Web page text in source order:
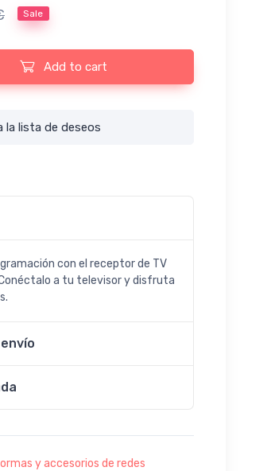
Sale
ZERO (HDMI, USB, DVB-S2) quantity
Add to cart
la lista de deseos
con el receptor de TV
a tu televisor y disfruta
y accesorios de redes